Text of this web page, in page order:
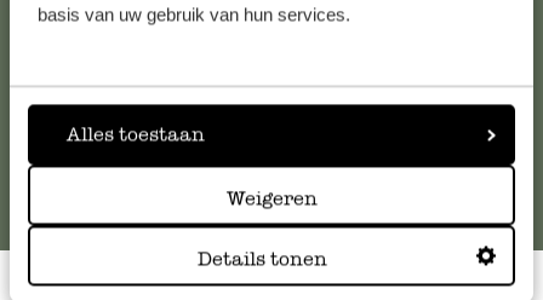
basis van uw gebruik van hun services.
Alles toestaan
Weigeren
Details tonen